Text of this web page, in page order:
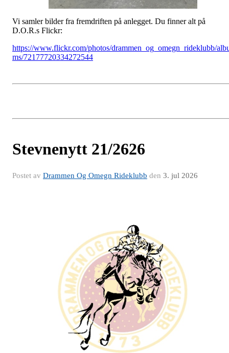
Vi samler bilder fra fremdriften på anlegget. Du finner alt på
D.O.R.s Flickr:
https://www.flickr.com/photos/drammen_og_omegn_rideklubb/
ms/72177720334272544
Stevnenytt 21/2626
Postet av Drammen Og Omegn Rideklubb den 3. jul 2026